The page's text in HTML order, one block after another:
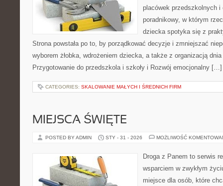
placówek przedszkolnych i
poradnikowy, w którym
dziecka spotyka się z
Strona powstała po to, by porządkować decyzje i zmniejszać
wyborem żłobka, wdrożeniem dziecka, a także z organizacją
Przygotowanie do przedszkola i szkoły i Rozwój emocjonalny […]
CATEGORIES: SKALOWANIE MAŁYCH I ŚREDNICH FIRM
MIEJSCA ŚWIĘTE
POSTED BY ADMIN STY - 31 - 2026 MOŻLIWOŚĆ
Droga z Panem to serwis
wsparciem w zwykłym
miejsce dla osób, które